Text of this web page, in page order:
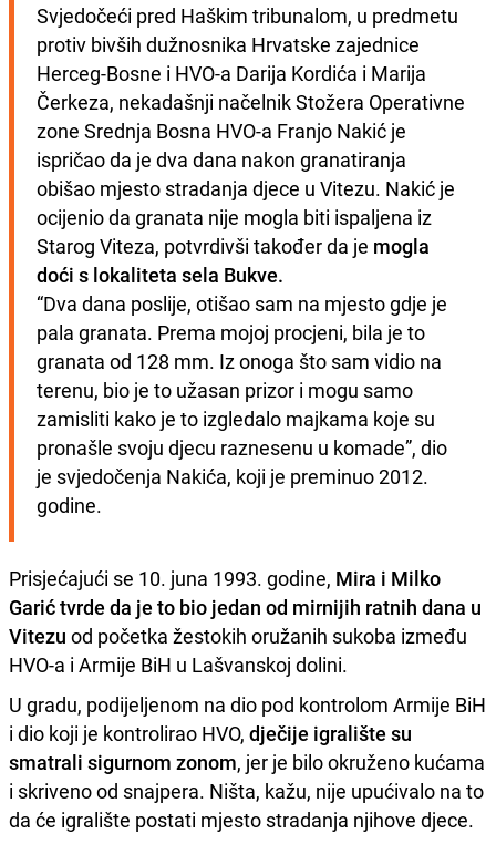
Svjedočeći pred Haškim tribunalom, u predmetu
protiv bivših dužnosnika Hrvatske zajednice
Herceg-Bosne i HVO-a Darija Kordića i Marija
Čerkeza, nekadašnji načelnik Stožera Operativne
zone Srednja Bosna HVO-a Franjo Nakić je
ispričao da je dva dana nakon granatiranja
obišao mjesto stradanja djece u Vitezu. Nakić je
ocijenio da granata nije mogla biti ispaljena iz
Starog Viteza, potvrdivši također da je mogla
doći s lokaliteta sela Bukve.
“Dva dana poslije, otišao sam na mjesto gdje je
pala granata. Prema mojoj procjeni, bila je to
granata od 128 mm. Iz onoga što sam vidio na
terenu, bio je to užasan prizor i mogu samo
zamisliti kako je to izgledalo majkama koje su
pronašle svoju djecu raznesenu u komade”, dio
je svjedočenja Nakića, koji je preminuo 2012.
godine.
Prisjećajući se 10. juna 1993. godine, Mira i Milko
Garić tvrde da je to bio jedan od mirnijih ratnih dana u
Vitezu od početka žestokih oružanih sukoba između
HVO-a i Armije BiH u Lašvanskoj dolini.
U gradu, podijeljenom na dio pod kontrolom Armije BiH
i dio koji je kontrolirao HVO, dječije igralište su
smatrali sigurnom zonom, jer je bilo okruženo kućama
i skriveno od snajpera. Ništa, kažu, nije upućivalo na to
da će igralište postati mjesto stradanja njihove djece.